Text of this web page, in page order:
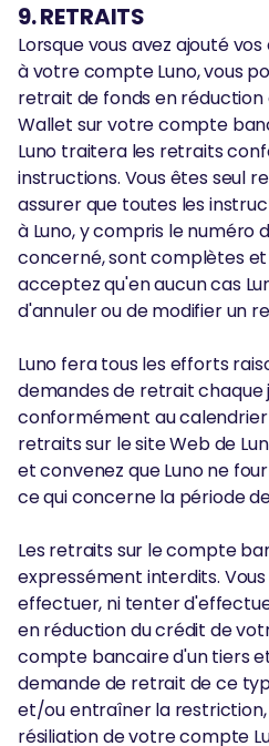
9. RETRAITS
Lorsque vous avez ajouté
à votre compte Luno, vous
retrait de fonds en
Wallet sur votre compte
Luno traitera les retraits
instructions. Vous êtes seul
assurer que toutes les
à Luno, y compris le
concerné, sont complètes
acceptez qu'en aucun cas
d'annuler ou de modifier un
Luno fera tous les efforts
demandes de retrait chaque
conformément au
retraits sur le site Web de
et convenez que Luno ne
ce qui concerne la période
Les retraits sur le compte
expressément interdits.
effectuer, ni tenter
en réduction du crédit de
compte bancaire d'un tiers
demande de retrait de ce
et/ou entraîner la restriction,
résiliation de votre compte